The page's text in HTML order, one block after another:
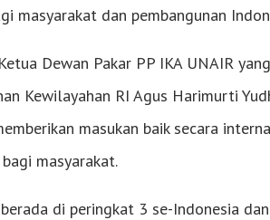
masyarakat dan pembangunan
Dewan Pakar PP IKA UNAIR
Kewilayahan RI Agus Harimurti
masukan baik secara
masyarakat.
di peringkat 3 se-Indonesia